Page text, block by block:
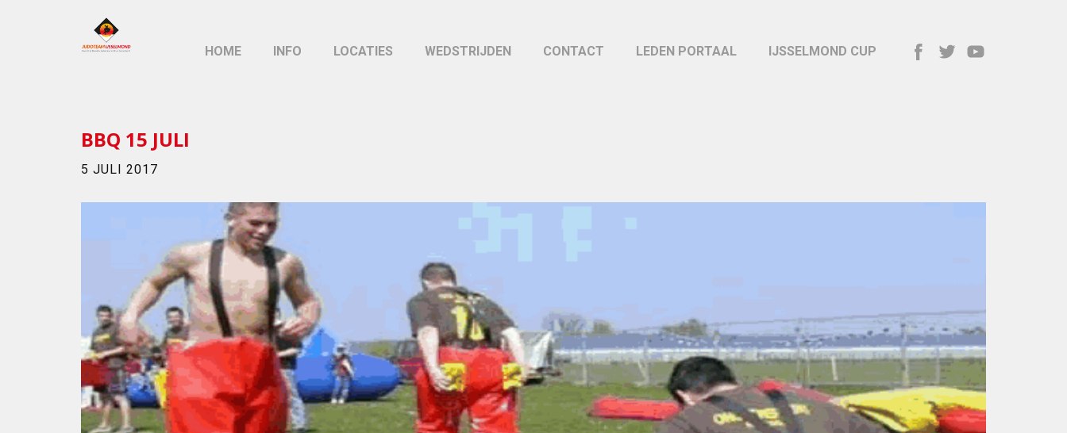
HOME INFO LOCATIES WEDSTRIJDEN CONTACT LEDEN PORTAAL IJSSELMOND CUP
BBQ 15 JULI
5 JULI 2017